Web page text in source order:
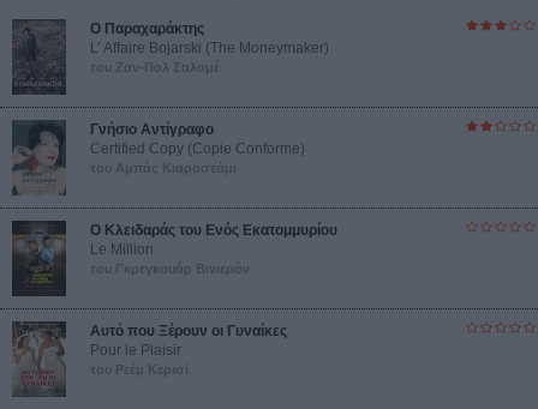
Ο Παραχαράκτης
L’ Affaire Bojarski (The Moneymaker)
του Ζαν-Πολ Σαλομέ
Γνήσιο Αντίγραφο
Certified Copy (Copie Conforme)
του Αμπάς Κιαροστάμι
Ο Κλειδαράς του Ενός Εκατομμυρίου
Le Million
του Γκρεγκουάρ Βινιερόν
Αυτό που Ξέρουν οι Γυναίκες
Pour le Plaisir
του Ρεέμ Κερισί